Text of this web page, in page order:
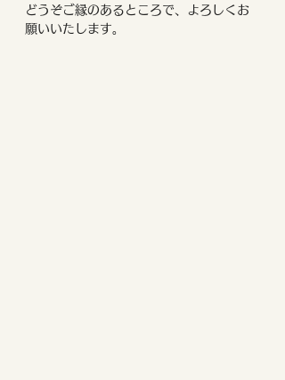
どうぞご縁のあるところで、よろしくお
願いいたします。